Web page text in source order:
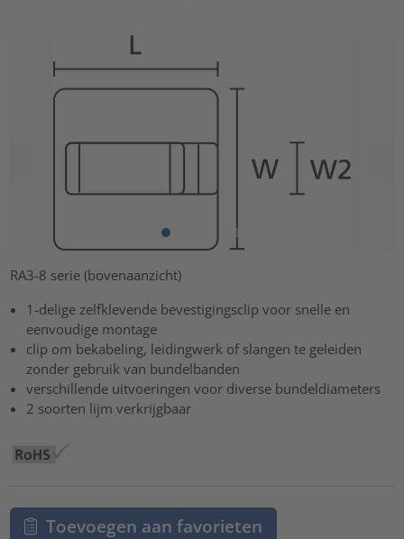
RA3-8 serie (bovenaanzicht)
1-delige zelfklevende bevestigingsclip voor snelle en
eenvoudige montage
clip om bekabeling, leidingwerk of slangen te geleiden
zonder gebruik van bundelbanden
verschillende uitvoeringen voor diverse bundeldiameters
2 soorten lijm verkrijgbaar
Toevoegen aan favorieten